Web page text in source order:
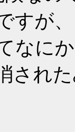
すが、
なに
され